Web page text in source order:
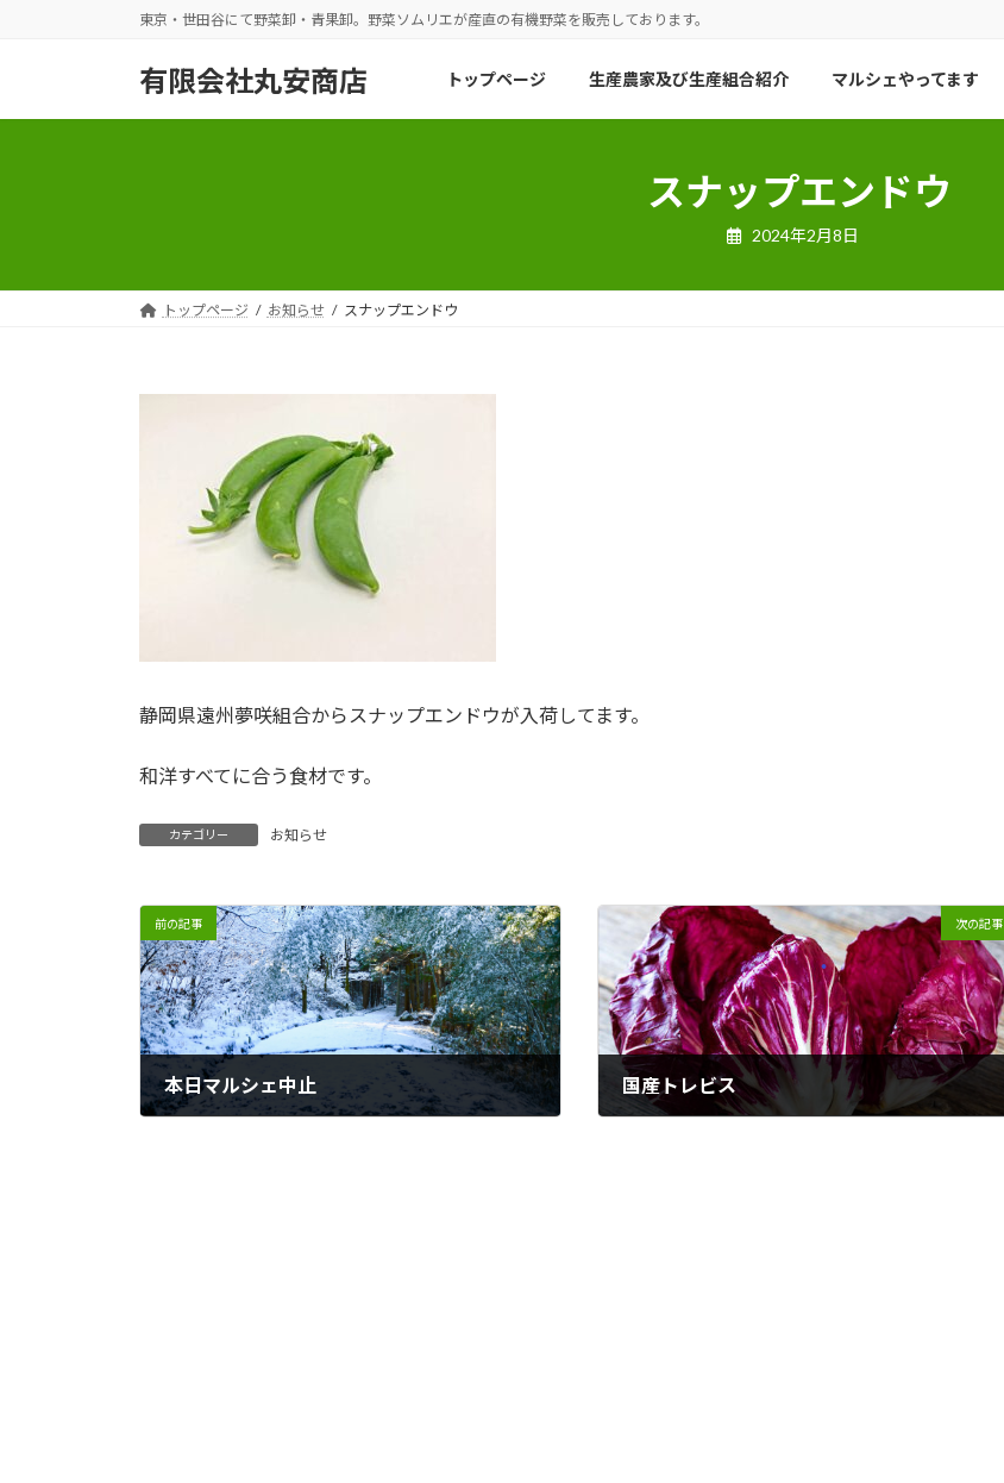
東京・世田谷にて野菜卸・青果卸。野菜ソムリエが産直の有機野菜を販売しております。
有限会社丸安商店 トップページ 生産農家及び生産組合紹介 マルシェやってます
スナップエンドウ
2024年2月8日
トップページ お知らせ スナップエンドウ
静岡県遠州夢咲組合からスナップエンドウが入荷してます。
和洋すべてに合う食材です。
カテゴリー お知らせ
前の記事
本日マルシェ中止
次の記事
国産トレビス